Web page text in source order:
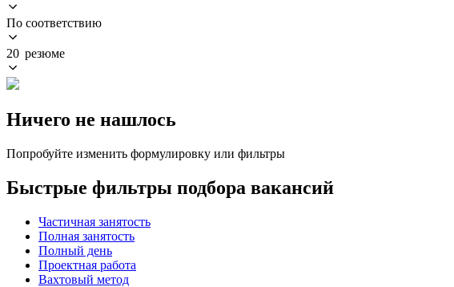
По соответствию
20 резюме
Ничего не нашлось
Попробуйте изменить формулировку или фильтры
Быстрые фильтры подбора вакансий
Частичная занятость
Полная занятость
Полный день
Проектная работа
Вахтовый метод